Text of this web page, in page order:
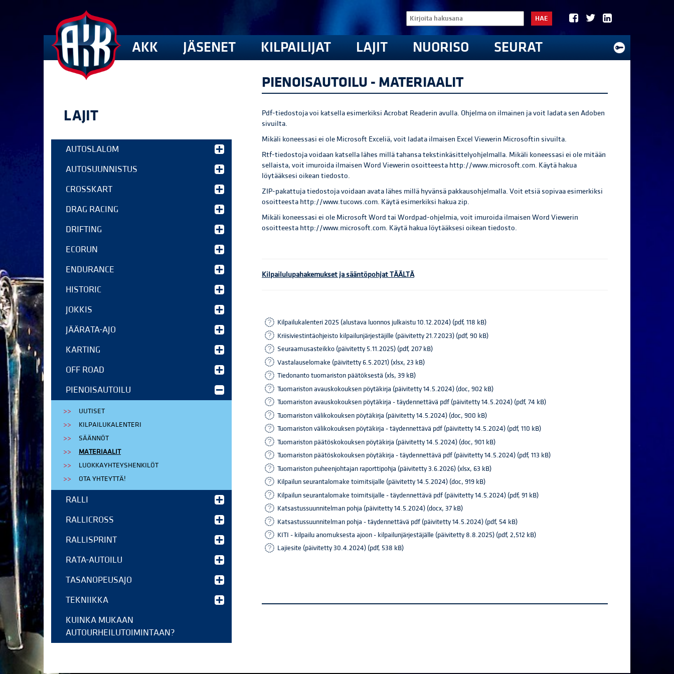
HAE
AKK JÄSENET KILPAILIJAT LAJIT NUORISO SEURAT
LAJIT
AUTOSLALOM
AUTOSUUNNISTUS
CROSSKART
DRAG RACING
DRIFTING
ECORUN
ENDURANCE
HISTORIC
JOKKIS
JÄÄRATA-AJO
KARTING
OFF ROAD
PIENOISAUTOILU
UUTISET
KILPAILUKALENTERI
SÄÄNNÖT
MATERIAALIT
LUOKKAYHTEYSHENKILÖT
OTA YHTEYTTÄ!
RALLI
RALLICROSS
RALLISPRINT
RATA-AUTOILU
TASANOPEUSAJO
TEKNIIKKA
KUINKA MUKAAN
AUTOURHEILUTOIMINTAAN?
PIENOISAUTOILU - MATERIAALIT
Pdf-tiedostoja voi katsella esimerkiksi Acrobat Readerin avulla. Ohjelma on ilmainen ja voit ladata sen Adoben
sivuilta.
Mikäli koneessasi ei ole Microsoft Exceliä, voit ladata ilmaisen Excel Viewerin Microsoftin sivuilta.
Rtf-tiedostoja voidaan katsella lähes millä tahansa tekstinkäsittelyohjelmalla. Mikäli koneessasi ei ole mitään
sellaista, voit imuroida ilmaisen Word Viewerin osoitteesta http://www.microsoft.com. Käytä hakua
löytääksesi oikean tiedosto.
ZIP-pakattuja tiedostoja voidaan avata lähes millä hyvänsä pakkausohjelmalla. Voit etsiä sopivaa esimerkiksi
osoitteesta http://www.tucows.com. Käytä esimerkiksi hakua zip.
Mikäli koneessasi ei ole Microsoft Word tai Wordpad-ohjelmia, voit imuroida ilmaisen Word Viewerin
osoitteesta http://www.microsoft.com. Käytä hakua löytääksesi oikean tiedosto.
Kilpailulupahakemukset ja sääntöpohjat TÄÄLTÄ
Kilpailukalenteri 2025 (alustava luonnos julkaistu 10.12.2024) (pdf, 118 kB)
Kriisiviestintäohjeisto kilpailunjärjestäjille (päivitetty 21.7.2023) (pdf, 90 kB)
Seuraamusasteikko (päivitetty 5.11.2025) (pdf, 207 kB)
Vastalauselomake (päivitetty 6.5.2021) (xlsx, 23 kB)
Tiedonanto tuomariston päätöksestä (xls, 39 kB)
Tuomariston avauskokouksen pöytäkirja (päivitetty 14.5.2024) (doc, 902 kB)
Tuomariston avauskokouksen pöytäkirja - täydennettävä pdf (päivitetty 14.5.2024) (pdf, 74 kB)
Tuomariston välikokouksen pöytäkirja (päivitetty 14.5.2024) (doc, 900 kB)
Tuomariston välikokouksen pöytäkirja - täydennettävä pdf (päivitetty 14.5.2024) (pdf, 110 kB)
Tuomariston päätöskokouksen pöytäkirja (päivitetty 14.5.2024) (doc, 901 kB)
Tuomariston päätöskokouksen pöytäkirja - täydennettävä pdf (päivitetty 14.5.2024) (pdf, 113 kB)
Tuomariston puheenjohtajan raporttipohja (päivitetty 3.6.2026) (xlsx, 63 kB)
Kilpailun seurantalomake toimitsijalle (päivitetty 14.5.2024) (doc, 919 kB)
Kilpailun seurantalomake toimitsijalle - täydennettävä pdf (päivitetty 14.5.2024) (pdf, 91 kB)
Katsastussuunnitelman pohja (päivitetty 14.5.2024) (docx, 37 kB)
Katsastussuunnitelman pohja - täydennettävä pdf (päivitetty 14.5.2024) (pdf, 54 kB)
KITI - kilpailu anomuksesta ajoon - kilpailunjärjestäjälle (päivitetty 8.8.2025) (pdf, 2,512 kB)
Lajiesite (päivitetty 30.4.2024) (pdf, 538 kB)